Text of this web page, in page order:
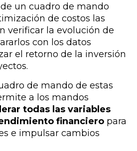
de un cuadro de mando
de costos las
verificar la evolución de
con los datos
el retorno de la inversión
de mando de estas
a los mandos
todas las variables
financiero para
e impulsar cambios